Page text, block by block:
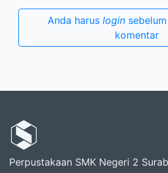
Anda harus loginsebelum
komentar
Perpustakaan SMK Negeri 2